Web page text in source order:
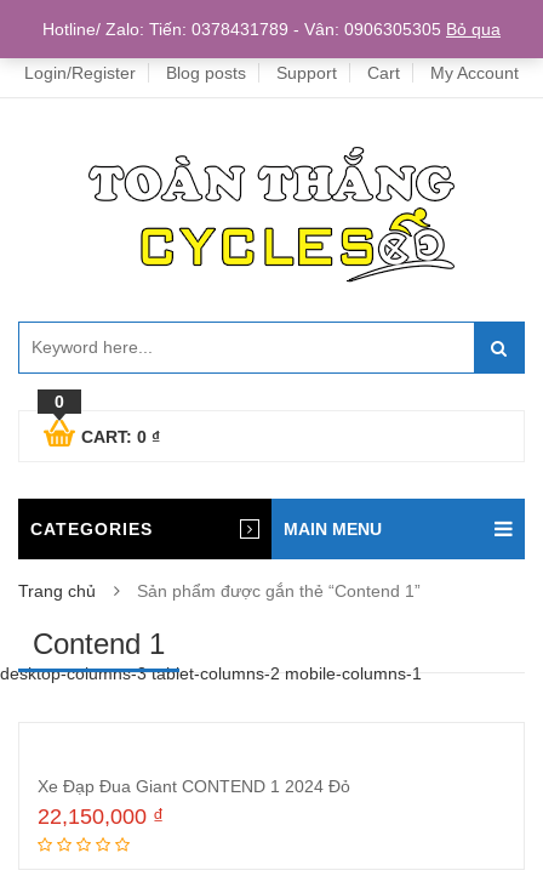
Home
Login/Register Blog posts Support Cart My Account
0
CART: 0 ₫
CATEGORIES MAIN MENU
Trang chủ Sản phẩm được gắn thẻ “Contend 1”
Contend 1
desktop-columns-3 tablet-columns-2 mobile-columns-1
Xe Đạp Đua Giant CONTEND 1 2024 Đỏ
22,150,000 ₫
Hotline/ Zalo: Tiến: 0378431789 - Vân: 0906305305 Bỏ qua